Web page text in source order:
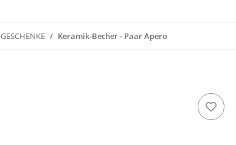
GESCHENKE Keramik-Becher - Paar Apero